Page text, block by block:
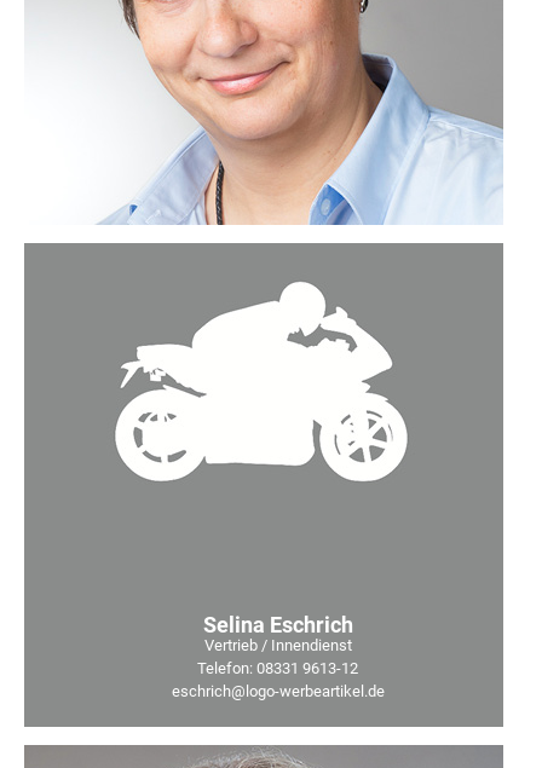
Selina Eschrich
Vertrieb / Innendienst
Telefon: 08331 9613-12
eschrich@logo-werbeartikel.de